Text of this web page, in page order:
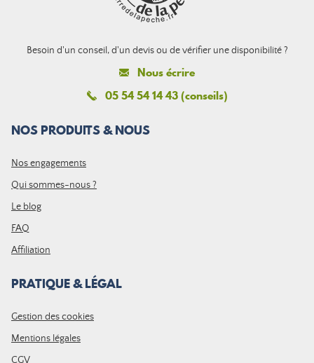
Besoin d'un conseil, d'un devis ou de vérifier une disponibilité ?
Nous écrire
05 54 54 14 43 (conseils)
NOS PRODUITS & NOUS
Nos engagements
Qui sommes-nous ?
Le blog
FAQ
Affiliation
PRATIQUE & LÉGAL
Gestion des cookies
Mentions légales
CGV